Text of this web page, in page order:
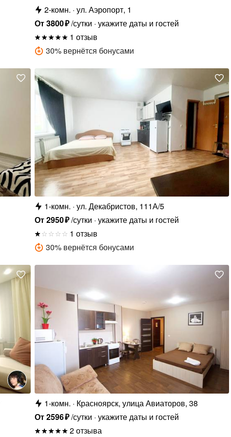
2-комн. ул. Аэропорт, 1
От3800₽/сутки укажите даты и гостей
1 отзыв
30% вернётся бонусами
1-комн. ул. Декабристов, 111А/5
От2950₽/сутки укажите даты и гостей
1 отзыв
30% вернётся бонусами
1-комн.
Красноярск, улица Авиаторов, 38
От2596₽/сутки укажите даты и гостей
2 отзыва